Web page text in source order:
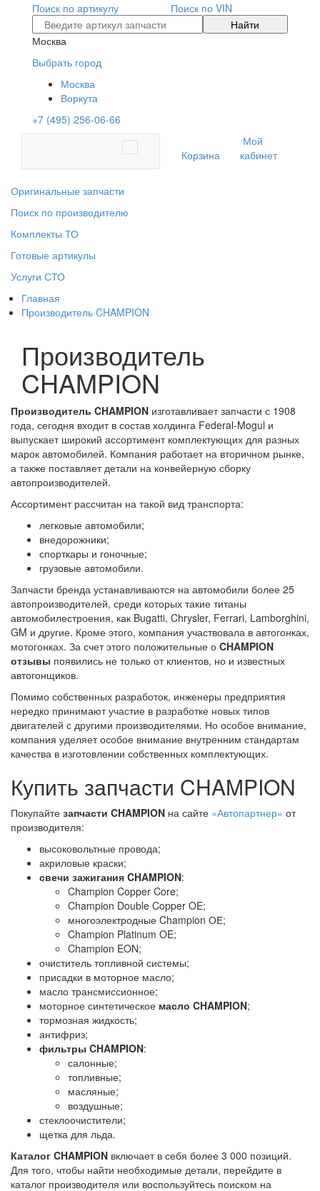
Поиск по артикулу
Поиск по VIN
Найти
Москва
Выбрать город
Москва
Воркута
+7 (495) 256-06-66
Корзина
Мой
кабинет
Оригинальные запчасти
Поиск по производителю
Комплекты ТО
Готовые артикулы
Услуги СТО
Главная
Производитель CHAMPION
Производитель
CHAMPION
Производитель CHAMPION изготавливает запчасти с 1908
года, сегодня входит в состав холдинга Federal-Mogul и
выпускает широкий ассортимент комплектующих для разных
марок автомобилей. Компания работает на вторичном рынке,
а также поставляет детали на конвейерную сборку
автопроизводителей.
Ассортимент рассчитан на такой вид транспорта:
легковые автомобили;
внедорожники;
спорткары и гоночные;
грузовые автомобили.
Запчасти бренда устанавливаются на автомобили более 25
автопроизводителей, среди которых такие титаны
автомобилестроения, как Bugatti, Chrysler, Ferrari, Lamborghini,
GM и другие. Кроме этого, компания участвовала в автогонках,
мотогонках. За счет этого положительные о CHAMPION
отзывы появились не только от клиентов, но и известных
автогонщиков.
Помимо собственных разработок, инженеры предприятия
нередко принимают участие в разработке новых типов
двигателей с другими производителями. Но особое внимание,
компания уделяет особое внимание внутренним стандартам
качества в изготовлении собственных комплектующих.
Купить запчасти CHAMPION
Покупайте запчасти CHAMPION на сайте «Автопартнер» от
производителя:
высоковольтные провода;
акриловые краски;
свечи зажигания CHAMPION:
Champion Copper Core;
Champion Double Copper OE;
многоэлектродные Champion ОЕ;
Champion Platinum OE;
Champion EON;
очиститель топливной системы;
присадки в моторное масло;
масло трансмиссионное;
моторное синтетическое масло CHAMPION;
тормозная жидкость;
антифриз;
фильтры CHAMPION:
салонные;
топливные;
масляные;
воздушные;
стеклоочистители;
щетка для льда.
Каталог CHAMPION включает в себя более 3 000 позиций.
Для того, чтобы найти необходимые детали, перейдите в
каталог производителя или воспользуйтесь поиском на